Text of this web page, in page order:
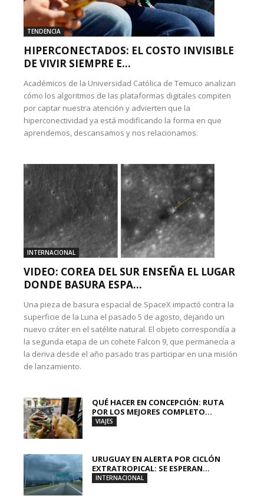
TENDENCIA
HIPERCONECTADOS: EL COSTO INVISIBLE
DE VIVIR SIEMPRE E...
Académicos de la Universidad Católica de Temuco analizan
cómo los algoritmos de las plataformas digitales compiten
por captar nuestra atención y advierten que la
hiperconectividad ya está modificando la forma en que
aprendemos, descansamos y nos relacionamos.
INTERNACIONAL
VIDEO: COREA DEL SUR ENSEÑA EL LUGAR
DONDE BASURA ESPA...
Una pieza de basura espacial de SpaceX impactó contra la
superficie de la Luna el pasado 5 de agosto, dejando un
nuevo cráter en el satélite natural. El objeto correspondía a
la segunda etapa de un cohete Falcon 9, que permanecía a
la deriva desde el año pasado tras participar en una misión
de lanzamiento.
QUÉ HACER EN CONCEPCIÓN: RUTA
POR LOS MEJORES COMPLETO...
VIAJES
URUGUAY EN ALERTA POR CICLÓN
EXTRATROPICAL: SE ESPERAN...
INTERNACIONAL